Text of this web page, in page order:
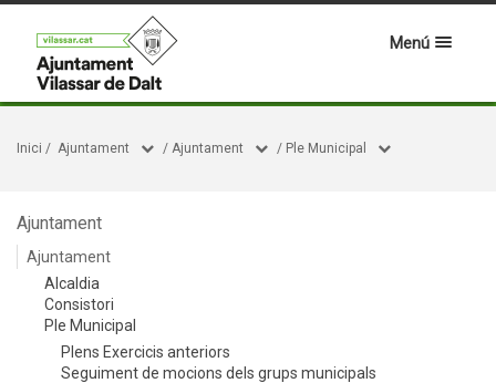
Menú
Inici / Ajuntament / Ajuntament / Ple Municipal
Ajuntament
Ajuntament
Alcaldia
Consistori
Ple Municipal
Plens Exercicis anteriors
Seguiment de mocions dels grups municipals